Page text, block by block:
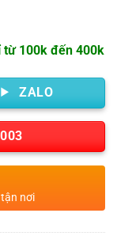
từ 100k đến 400k
ZALO
nơi